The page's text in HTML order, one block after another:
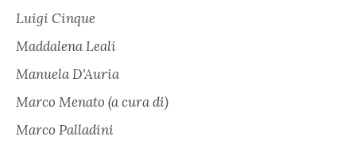
Luigi Cinque
Maddalena Leali
Manuela D'Auria
Marco Menato (a cura di)
Marco Palladini